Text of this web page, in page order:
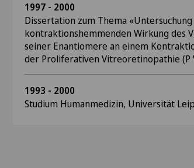
1997 - 2000
Dissertation zum Thema
kontraktionshemmenden Wirkung des
seiner Enantiomere an einem
der Proliferativen Vitreoretinopathie (P
1993 - 2000
Studium Humanmedizin, Universität